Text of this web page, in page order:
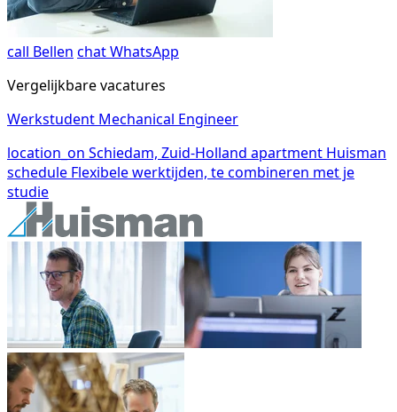
call Bellen chatWhatsApp
Vergelijkbare vacatures
Werkstudent Mechanical Engineer
location_on Schiedam, Zuid-Holland apartment Huisman
schedule Flexibele werktijden, te combineren met je
studie